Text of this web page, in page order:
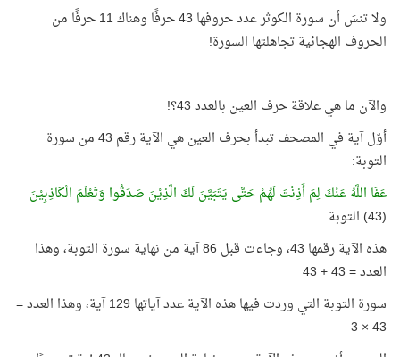
ولا تنسَ أن سورة الكوثر عدد حروفها 43 حرفًا وهناك 11 حرفًا من
الحروف الهجائية تجاهلتها السورة!
والآن ما هي علاقة حرف العين بالعدد 43؟!
أوّل آية في المصحف تبدأ بحرف العين هي الآية رقم 43 من سورة
التوبة:
عَفَا اللَّهُ عَنْكَ لِمَ أَذِنْتَ لَهُمْ حَتَّى يَتَبَيَّنَ لَكَ الَّذِيْنَ صَدَقُوا وَتَعْلَمَ الْكَاذِبِيْنَ
(43) التوبة
هذه الآية رقمها 43، وجاءت قبل 86 آية من نهاية سورة التوبة، وهذا
العدد = 43 + 43
سورة التوبة التي وردت فيها هذه الآية عدد آياتها 129 آية، وهذا العدد =
43 × 3